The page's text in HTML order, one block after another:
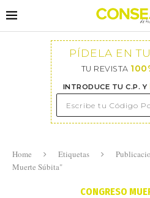
PÍDELA EN TU
TU REVISTA
INTRODUCE TU C.P. Y
Home Etiquetas
Muerte Súbita"
CONGRESO